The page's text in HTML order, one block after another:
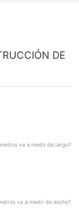
DE
va a medir de largo?
va a medir de ancho?